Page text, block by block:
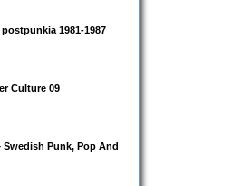
1981-1987
Culture 09
Swedish Punk, Pop And